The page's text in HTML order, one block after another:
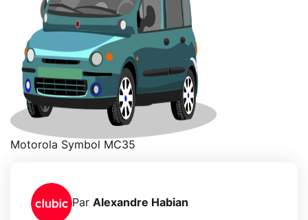
Motorola Symbol MC35
Par Alexandre Habian